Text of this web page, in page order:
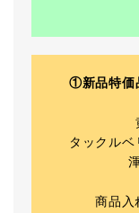
①新品特価
タックル
商品入